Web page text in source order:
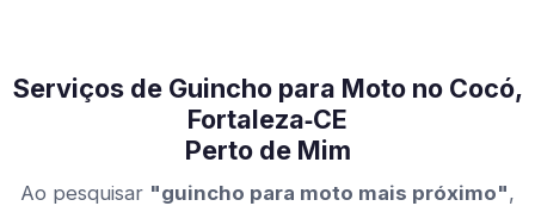
Serviços de Guincho para Moto no Cocó,
Fortaleza‑CE
Perto de Mim
Ao pesquisar "guincho para moto mais próximo",